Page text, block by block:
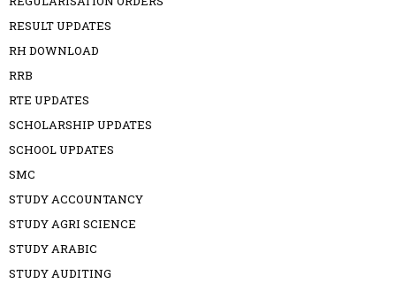
RESULT UPDATES
RH DOWNLOAD
RRB
RTE UPDATES
SCHOLARSHIP UPDATES
SCHOOL UPDATES
SMC
STUDY ACCOUNTANCY
STUDY AGRI SCIENCE
STUDY ARABIC
STUDY AUDITING